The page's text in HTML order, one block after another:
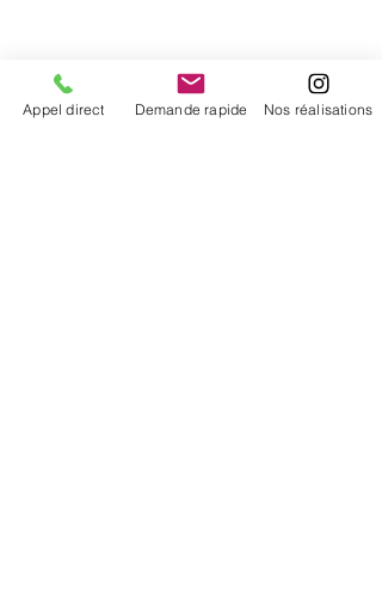
Appel direct Demande rapide Nos réalisations